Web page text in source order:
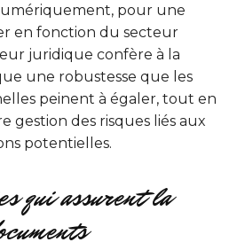
pour une
en fonction du secteur
juridique confère à la
une robustesse que les
peinent à égaler, tout en
gestion des risques liés aux
potentielles.
qui assurent la